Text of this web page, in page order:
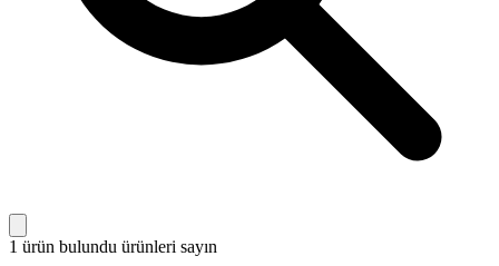
1 ürün bulundu ürünleri sayın